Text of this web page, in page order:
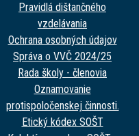
Pravidlá dištančného
vzdelávania
Ochrana osobných údajov
Správa o VVČ 2024/25
Rada školy - členovia
Oznamovanie
protispoločenskej činnosti.
Etický kódex SOŠT